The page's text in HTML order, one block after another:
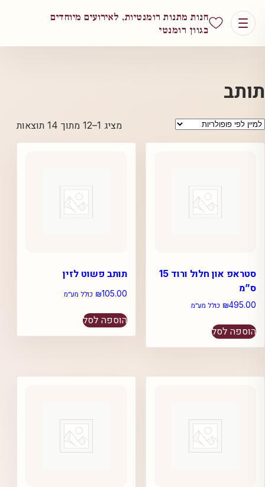
חנות מתנות רומנטיות, לאירועים מיוחדים
בגוון רומנטי
תותב
מציג 1–12 מתוך 14 תוצאות
תותב פשוט לזין
₪105.00 כולל מע״מ
הוספה לסל
סטראפ און חלול ורוד 15
ס”מ
₪495.00 כולל מע״מ
הוספה לסל